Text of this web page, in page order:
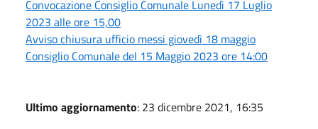
Convocazione Consiglio Comunale Lunedì 17 Luglio
2023 alle ore 15,00
Avviso chiusura ufficio messi giovedì 18 maggio
Consiglio Comunale del 15 Maggio 2023 ore 14:00
Ultimo aggiornamento: 23 dicembre 2021, 16:35